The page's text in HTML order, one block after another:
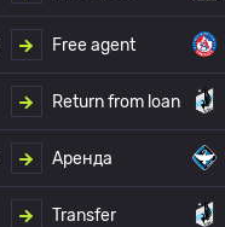
Free agent
Return from loan
Аренда
Transfer